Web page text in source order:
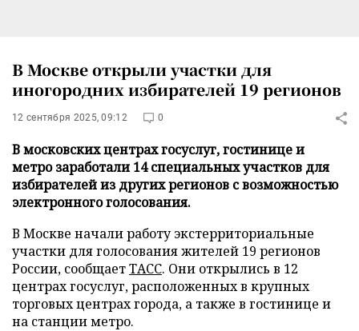
В Москве открыли участки для
иногородних избирателей 19 регионов
12 сентября 2025, 09:12 0
В московских центрах госуслуг, гостинице и
метро заработали 14 специальных участков для
избирателей из других регионов с возможностью
электронного голосования.
В Москве начали работу экстерриториальные
участки для голосования жителей 19 регионов
России, сообщаетТАСС. Они открылись в 12
центрах госуслуг, расположенных в крупных
торговых центрах города, а также в гостинице и
на станции метро.